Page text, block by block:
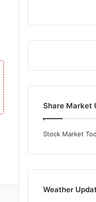
Share Market
Stock Market
Weather